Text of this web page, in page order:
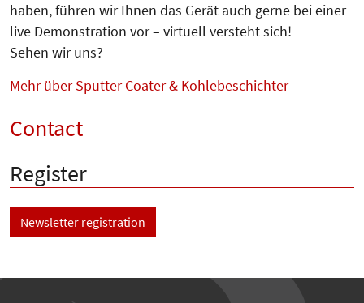
haben, führen wir Ihnen das Gerät auch gerne bei einer
live Demonstration vor – virtuell versteht sich!
Sehen wir uns?
Mehr über Sputter Coater & Kohlebeschichter
Contact
Register
Newsletter registration